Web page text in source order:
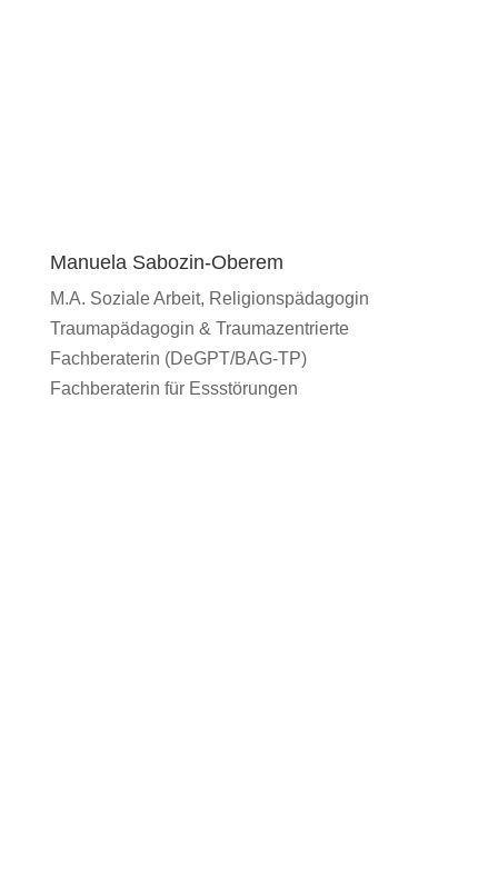
Manuela Sabozin-Oberem
M.A. Soziale Arbeit, Religionspädagogin
Traumapädagogin & Traumazentrierte
Fachberaterin (DeGPT/BAG-TP)
Fachberaterin für Essstörungen